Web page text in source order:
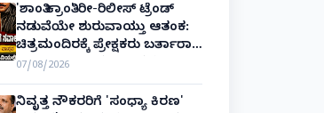
'ಶಾಂತಿ ಕ್ರಾಂತಿ' ರೀ-ರಿಲೀಸ್ ಟ್ರೆಂಡ್
ನಡುವೆಯೇ ಶುರುವಾಯ್ತು ಆತಂಕ:
ಚಿತ್ರಮಂದಿರಕ್ಕೆ ಪ್ರೇಕ್ಷಕರು ಬರ್ತಾರಾ?
ಬಾಕ್ಸ್ ಆಫೀಸ್ ಸವಾಲುಗಳು
ಹೀಗಿವೆ!
07/08/2026
ನಿವೃತ್ತ ನೌಕರರಿಗೆ 'ಸಂಧ್ಯಾ ಕಿರಣ'